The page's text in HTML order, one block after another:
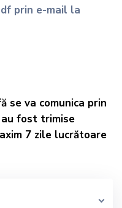
prin e-mail la
se va comunica prin
au fost trimise
7 zile lucrătoare